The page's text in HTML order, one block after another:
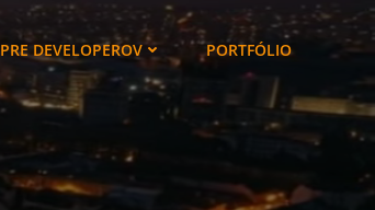
PRE DEVELOPEROV PORTFÓLIO